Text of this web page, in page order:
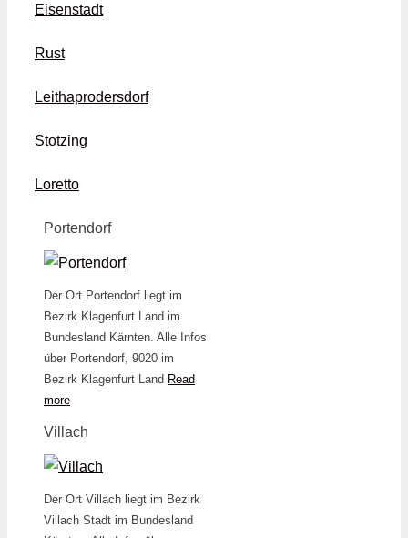
Eisenstadt
Rust
Leithaprodersdorf
Stotzing
Loretto
Portendorf
Der Ort Portendorf liegt im
Bezirk Klagenfurt Land im
Bundesland Kärnten. Alle Infos
über Portendorf, 9020 im
Bezirk Klagenfurt Land Read
more
Villach
Der Ort Villach liegt im Bezirk
Villach Stadt im Bundesland